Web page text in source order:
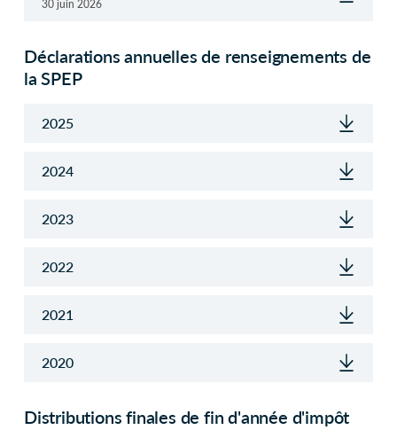
30 juin 2026
Déclarations annuelles de renseignements de
la SPEP
2025
2024
2023
2022
2021
2020
Distributions finales de fin d'année d'impôt